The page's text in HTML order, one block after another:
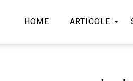
HOME ARTICOLE